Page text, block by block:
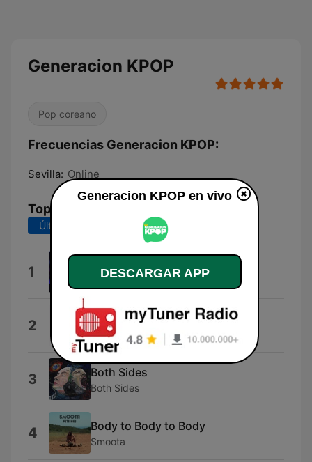
Generacion KPOP
Pop coreano
Frecuencias Generacion KPOP:
Sevilla: Online
Top Canciones
Últimos 7 días Últimos 30 días
1 T-Bishop
2 Merry Go Round
Merry Go Round
3 Both Sides
Both Sides
4 Body to Body to Body
Smoota
Generacion KPOP en vivo
DESCARGAR APP